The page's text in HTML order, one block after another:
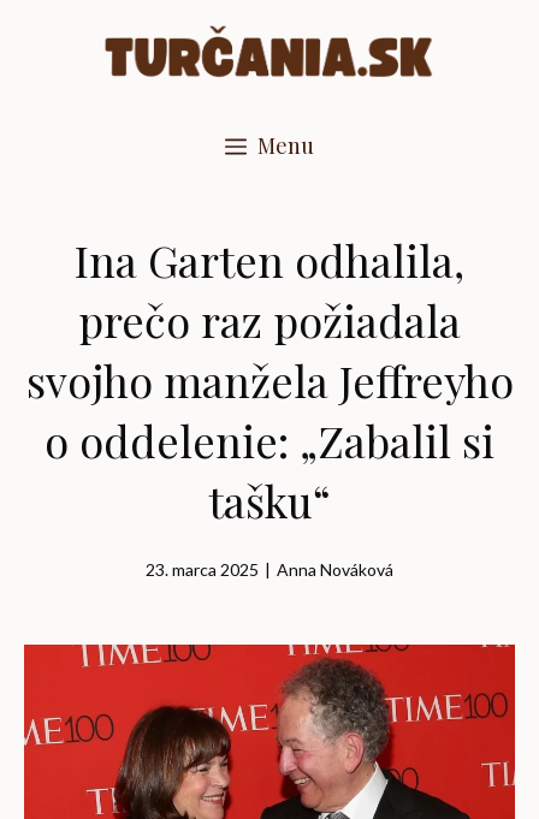
Menu
Ina Garten odhalila,
prečo raz požiadala
svojho manžela Jeffreyho
o oddelenie: „Zabalil si
tašku“
23. marca 2025 | Anna Nováková